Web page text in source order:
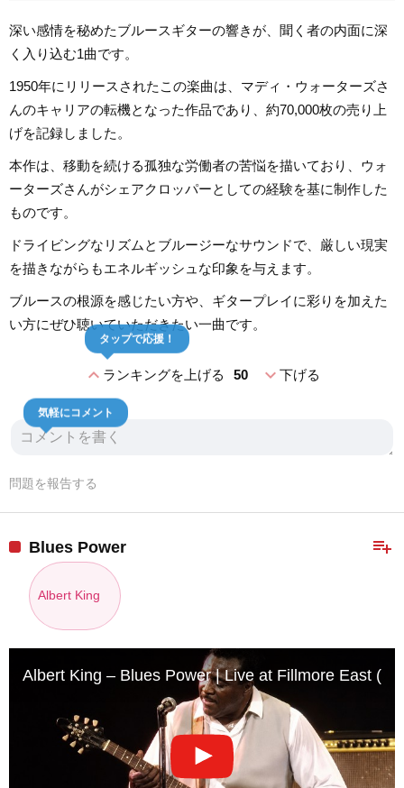
深い感情を秘めたブルースギターの響きが、聞く者の内面に深
く入り込む1曲です。
1950年にリリースされたこの楽曲は、マディ・ウォーターズさ
んのキャリアの転機となった作品であり、約70,000枚の売り上
げを記録しました。
本作は、移動を続ける孤独な労働者の苦悩を描いており、ウォ
ーターズさんがシェアクロッパーとしての経験を基に制作した
ものです。
ドライビングなリズムとブルージーなサウンドで、厳しい現実
を描きながらもエネルギッシュな印象を与えます。
ブルースの根源を感じたい方や、ギタープレイに彩りを加えた
い方にぜひ聴いていただきたい一曲です。
expand_lessランキングを上げる 50
タップで応援！
expand_more下げる
気軽にコメント
問題を報告する
playlist_add
Blues Power
Albert King
Albert King – Blues Power | Live at Fillmore East